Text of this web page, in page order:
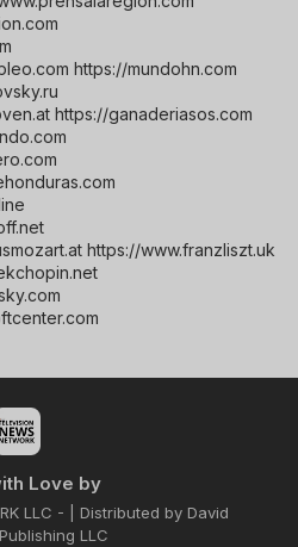
https://mundohn.com
https://ganaderiasos.com
https://www.franzliszt.uk
Love by
LLC - | Distributed by David
LLC